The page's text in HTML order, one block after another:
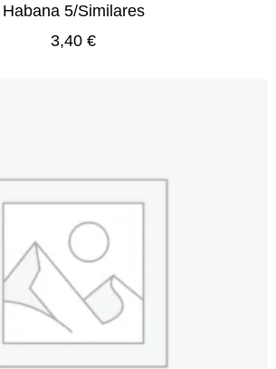
Habana 5/Similares
3,40 €